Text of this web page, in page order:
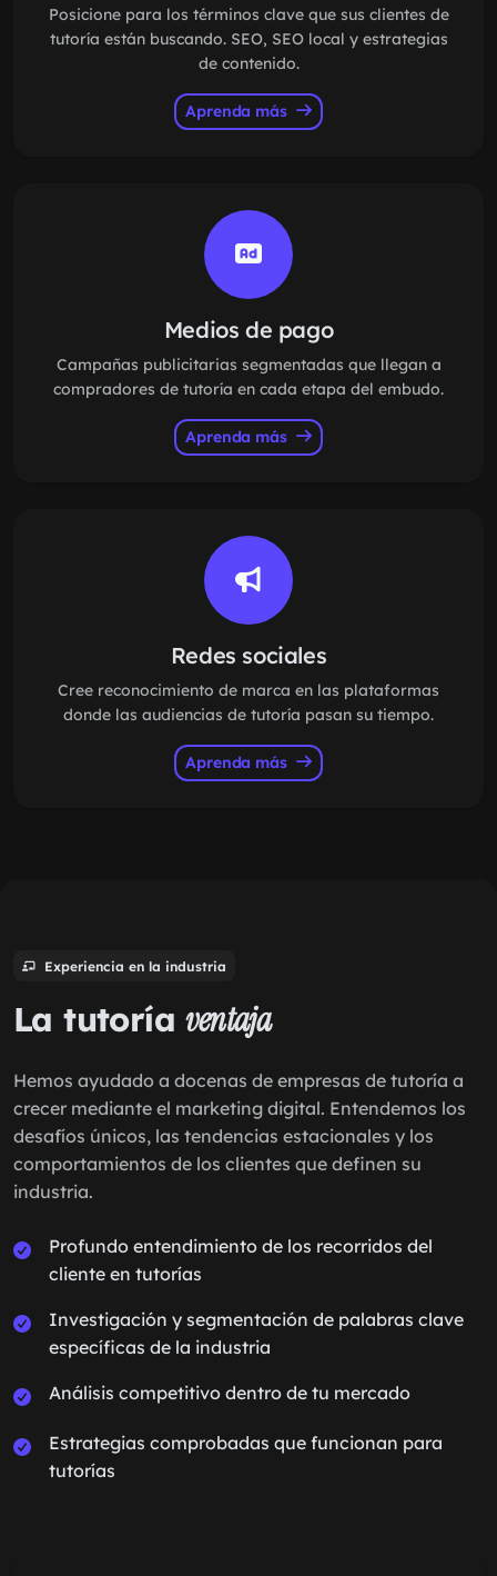
Posicione para los términos clave que sus clientes de
tutoría están buscando. SEO, SEO local y estrategias
de contenido.
Aprenda más
Medios de pago
Campañas publicitarias segmentadas que llegan a
compradores de tutoría en cada etapa del embudo.
Aprenda más
Redes sociales
Cree reconocimiento de marca en las plataformas
donde las audiencias de tutoría pasan su tiempo.
Aprenda más
Experiencia en la industria
La tutoríaventaja
Hemos ayudado a docenas de empresas de tutoría a
crecer mediante el marketing digital. Entendemos los
desafíos únicos, las tendencias estacionales y los
comportamientos de los clientes que definen su
industria.
Profundo entendimiento de los recorridos del
cliente en tutorías
Investigación y segmentación de palabras clave
específicas de la industria
Análisis competitivo dentro de tu mercado
Estrategias comprobadas que funcionan para
tutorías